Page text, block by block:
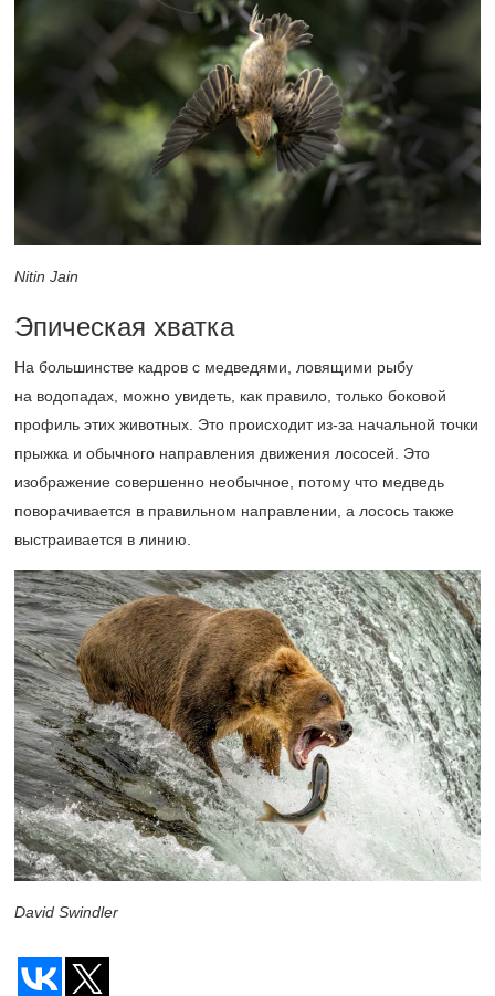
Nitin Jain
Эпическая хватка
На большинстве кадров с медведями, ловящими рыбу
на водопадах, можно увидеть, как правило, только боковой
профиль этих животных. Это происходит из-за начальной точки
прыжка и обычного направления движения лососей. Это
изображение совершенно необычное, потому что медведь
поворачивается в правильном направлении, а лосось также
выстраивается в линию.
David Swindler